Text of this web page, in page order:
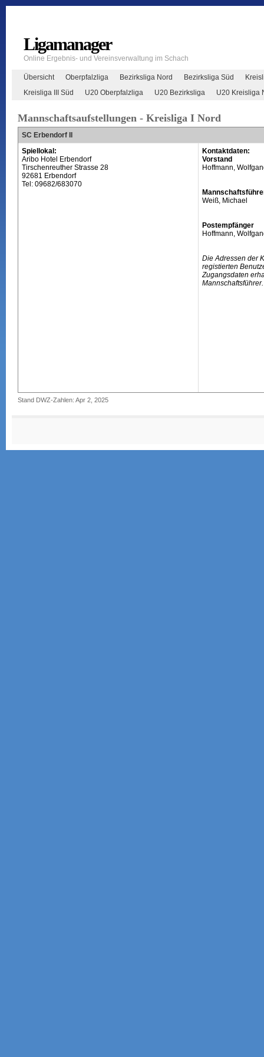
Ligamanager
Online Ergebnis- und Vereinsverwaltung im Schach
Übersicht Oberpfalzliga Bezirksliga Nord Bezirksliga Süd
Kreisliga III Süd
U20 Oberpfalzliga U20 Bezirksliga U20 Kreisliga
Mannschaftsaufstellungen - Kreisliga I Nord
SC Erbendorf II
Spiellokal:
Aribo Hotel Erbendorf
Tirschenreuther Strasse 28
92681 Erbendorf
Tel: 09682/683070
Kontaktdaten:
Vorstand
Hoffmann,
Weiß, Michael
Postempfänger
Hoffmann,
Die Adressen der
registierten
Zugangsdaten
Mannschaftsführer.
Stand DWZ-Zahlen: Apr 2, 2025